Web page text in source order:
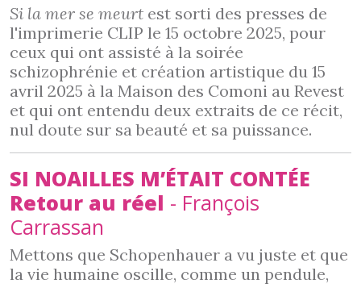
Si la mer se meurt est sorti des presses de
l'imprimerie CLIP le 15 octobre 2025, pour
ceux qui ont assisté à la soirée
schizophrénie et création artistique du 15
avril 2025 à la Maison des Comoni au Revest
et qui ont entendu deux extraits de ce récit,
nul doute sur sa beauté et sa puissance.
SI NOAILLES M’ÉTAIT CONTÉE
Retour au réel - François
Carrassan
Mettons que Schopenhauer a vu juste et que
la vie humaine oscille, comme un pendule,